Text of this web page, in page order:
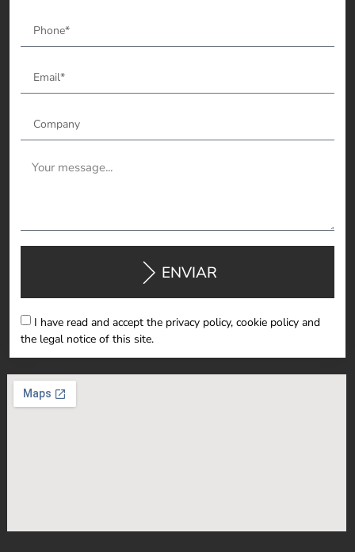
I have read and accept the privacy policy, cookie policy and
the legal notice of this site.
ENVIAR